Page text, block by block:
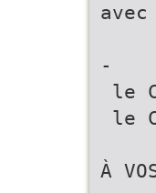
­
le
le
À